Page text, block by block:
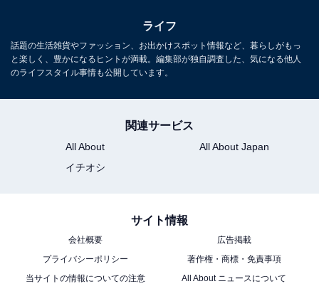
ライフ
話題の生活雑貨やファッション、お出かけスポット情報など、暮らしがもっ
と楽しく、豊かになるヒントが満載。編集部が独自調査した、気になる他人
のライフスタイル事情も公開しています。
関連サービス
All About
All About Japan
イチオシ
サイト情報
会社概要
広告掲載
プライバシーポリシー
著作権・商標・免責事項
当サイトの情報についての注意
All About ニュースについて